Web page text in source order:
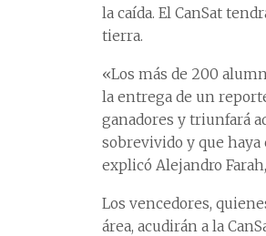
la caída. El CanSat
tierra.
«Los más de 200
la entrega de un
ganadores y triunfará
sobrevivido y que
explicó Alejandro
Los vencedores,
área, acudirán a la